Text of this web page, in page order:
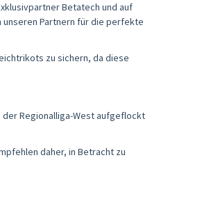
Betatech und auf
unseren Partnern für die perfekte
zu sichern, da diese
Regionalliga-West aufgeflockt
daher, in Betracht zu